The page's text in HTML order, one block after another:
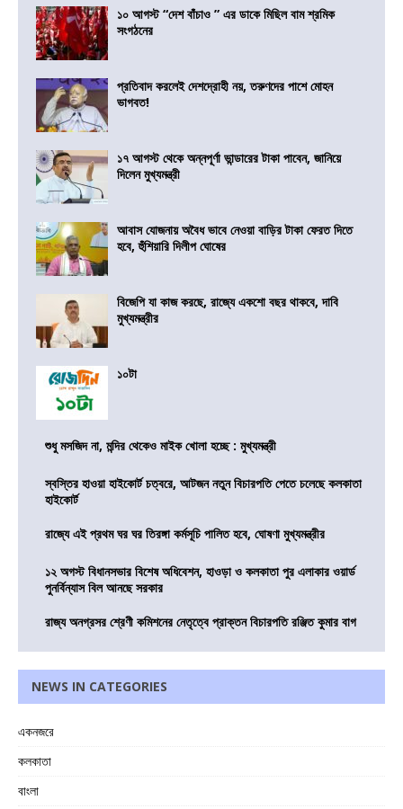
১০ আগস্ট “দেশ বাঁচাও ” এর ডাকে মিছিল বাম শ্রমিক
সংগঠনের
প্রতিবাদ করলেই দেশদ্রোহী নয়, তরুণদের পাশে মোহন
ভাগবত!
১৭ আগস্ট থেকে অন্নপূর্ণা ভান্ডারের টাকা পাবেন, জানিয়ে
দিলেন মুখ্যমন্ত্রী
আবাস যোজনায় অবৈধ ভাবে নেওয়া বাড়ির টাকা ফেরত দিতে
হবে, হুঁশিয়ারি দিলীপ ঘোষের
বিজেপি যা কাজ করছে, রাজ্যে একশো বছর থাকবে, দাবি
মুখ্যমন্ত্রীর
১০টা
শুধু মসজিদ না, মন্দির থেকেও মাইক খোলা হচ্ছে : মুখ্যমন্ত্রী
স্বস্তির হাওয়া হাইকোর্ট চত্বরে, আটজন নতুন বিচারপতি পেতে চলেছে কলকাতা
হাইকোর্ট
রাজ্যে এই প্রথম ঘর ঘর তিরঙ্গা কর্মসূচি পালিত হবে, ঘোষণা মুখ্যমন্ত্রীর
১২ অগস্ট বিধানসভার বিশেষ অধিবেশন, হাওড়া ও কলকাতা পুর এলাকার ওয়ার্ড
পুনর্বিন্যাস বিল আনছে সরকার
রাজ্য অনগ্রসর শ্রেণী কমিশনের নেতৃত্বে প্রাক্তন বিচারপতি রঞ্জিত কুমার বাগ
NEWS IN CATEGORIES
একনজরে
কলকাতা
বাংলা